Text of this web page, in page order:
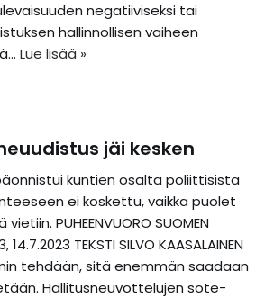
negatiiviseksi tai
hallinnollisen vaiheen
Lue lisää »
jäi kesken
kuntien osalta poliittisista
ei koskettu, vaikka puolet
PUHEENVUORO SUOMEN
14.7.2023 TEKSTI SILVO KAASALAINEN
tehdään, sitä enemmän saadaan
Hallitusneuvottelujen sote-